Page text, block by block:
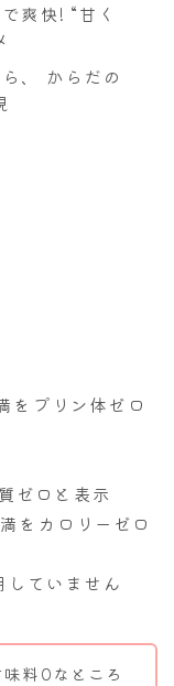
爽快! “甘く
、 からだの
プリン体ゼロ
ゼロと表示
をカロリーゼロ
ていません
料0なところ